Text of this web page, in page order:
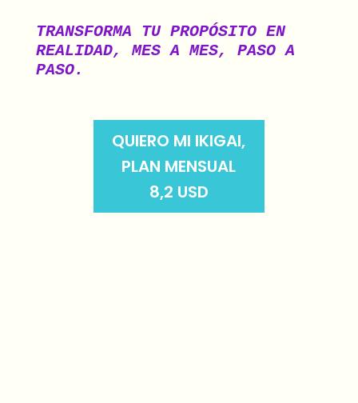
TRANSFORMA TU PROPÓSITO EN
REALIDAD, MES A MES, PASO A
PASO.
QUIERO MI IKIGAI,
PLAN MENSUAL
8,2 USD